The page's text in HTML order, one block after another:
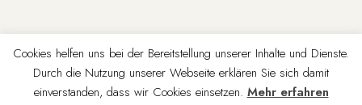
Cookies helfen uns bei der Bereitstellung unserer Inhalte und Dienste.
Durch die Nutzung unserer Webseite erklären Sie sich damit
einverstanden, dass wir Cookies einsetzen. Mehr erfahren